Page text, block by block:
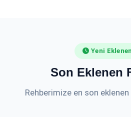
Yeni
Son Eklenen
Rehberimize en son eklenen